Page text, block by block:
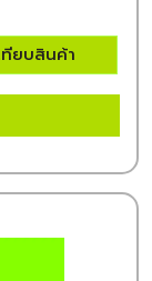
ทียบสินค้า